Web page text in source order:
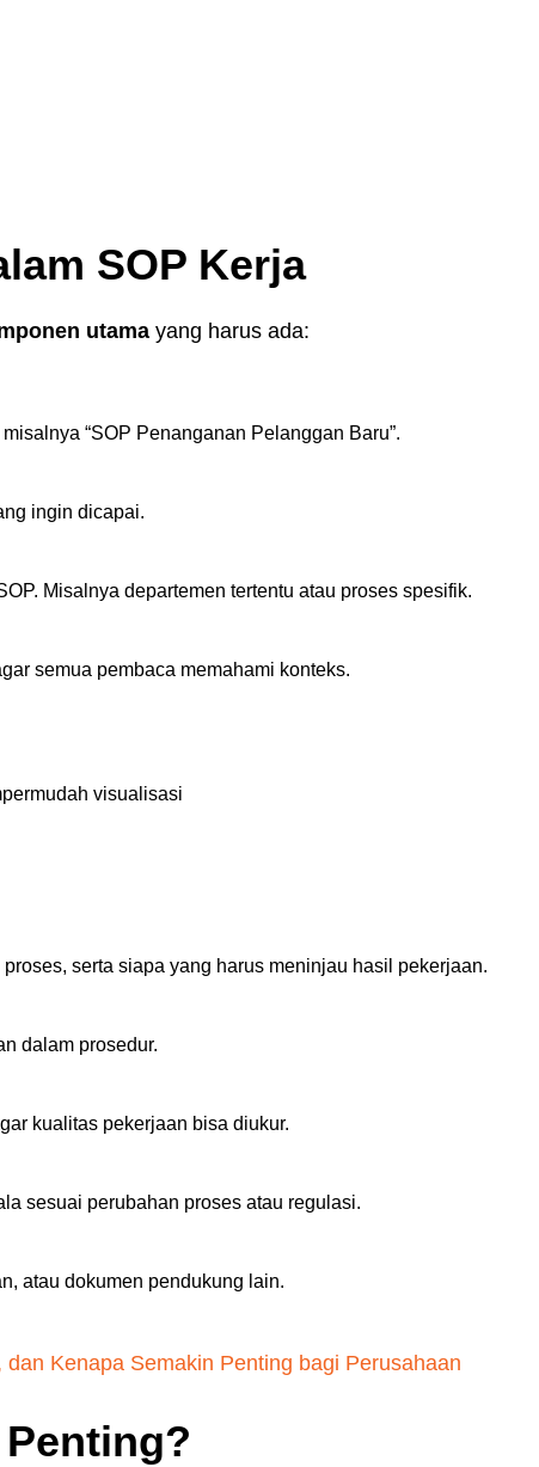
SOP Kerja
utama yang harus ada:
“SOP Penanganan Pelanggan Baru”.
ingin dicapai.
Misalnya departemen tertentu atau proses spesifik.
semua pembaca memahami konteks.
visualisasi
serta siapa yang harus meninjau hasil pekerjaan.
dalam prosedur.
kualitas pekerjaan bisa diukur.
sesuai perubahan proses atau regulasi.
atau dokumen pendukung lain.
Kenapa Semakin Penting bagi Perusahaan